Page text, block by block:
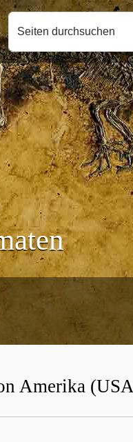
Seiten durchsuchen
Amerika